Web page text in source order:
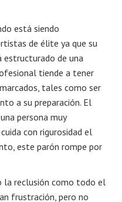
está siendo
de élite ya que su
de una
tiende a tener
tales como ser
a su preparación. El
persona muy
con rigurosidad el
este parón rompe por
la reclusión como todo el
frustración, pero no